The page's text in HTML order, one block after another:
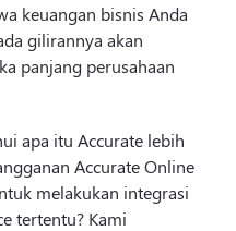
keuangan bisnis Anda
gilirannya akan
panjang perusahaan
apa itu Accurate lebih
Accurate Online
melakukan integrasi
tertentu? Kami